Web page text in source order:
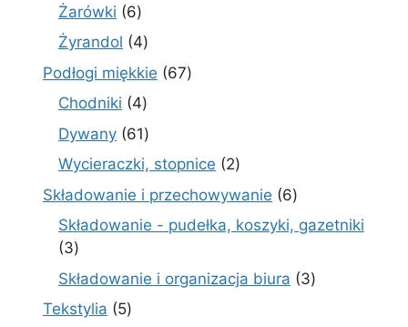
Żarówki 66
produktów
Żyrandol 44
produkty
Podłogi miękkie 6767
Chodniki 44
produkty
Dywany 6161
produktów
Wycieraczki, stopnice 22
produkty
Składowanie i przechowywanie 66
produktów
Składowanie - pudełka, koszyki, gazetniki
33
produkty
Składowanie i organizacja biura 33
Tekstylia 55